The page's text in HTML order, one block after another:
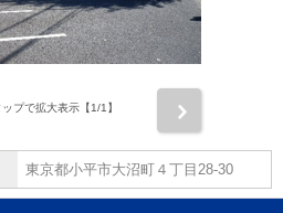
プで拡大表示【1/1】
東京都小平市大沼町４丁目28-30